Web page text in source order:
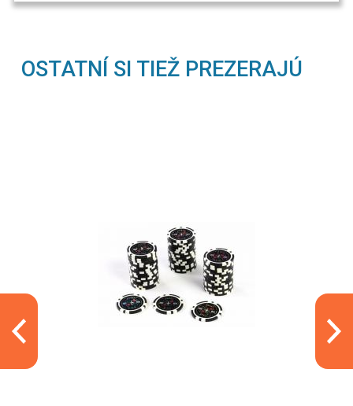
OSTATNÍ SI TIEŽ PREZERAJÚ